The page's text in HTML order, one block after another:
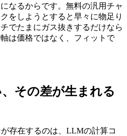
なるからです。無料の汎用チャ
をしようとすると早々に物足り
でたまにガス抜きするだけなら
は価格ではなく、フィットで
その差が生まれる
存在するのは、LLMの計算コ